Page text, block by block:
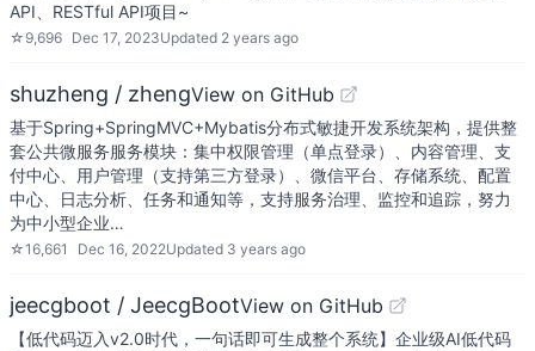
API、RESTful API项目~
☆ 9,696 Dec 17, 2023Updated 2 years ago
shuzheng / zhengView on GitHub
基于Spring+SpringMVC+Mybatis分布式敏捷开发系统架构，提供整
套公共微服务服务模块：集中权限管理（单点登录）、内容管理、支
付中心、用户管理（支持第三方登录）、微信平台、存储系统、配置
中心、日志分析、任务和通知等，支持服务治理、监控和追踪，努力
为中小型企业…
☆16,661 Dec 16, 2022Updated 3 years ago
jeecgboot / JeecgBootView on GitHub
【低代码迈入v2.0时代，一句话即可生成整个系统】企业级AI低代码